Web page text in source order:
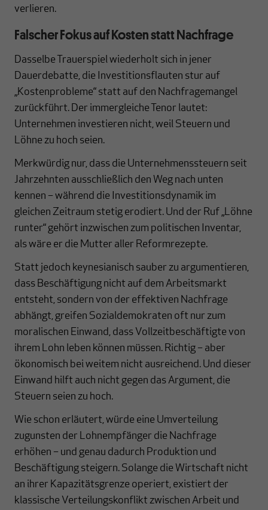
verlieren.
Falscher Fokus auf Kosten statt Nachfrage
Dasselbe Trauerspiel wiederholt sich in jener
Dauerdebatte, die Investitionsflauten stur auf
„Kostenprobleme“ statt auf den Nachfragemangel
zurückführt. Der immergleiche Tenor lautet:
Unternehmen investieren nicht, weil Steuern und
Löhne zu hoch seien.
Merkwürdig nur, dass die Unternehmenssteuern seit
Jahrzehnten ausschließlich den Weg nach unten
kennen – während die Investitionsdynamik im
gleichen Zeitraum stetig erodiert. Und der Ruf „Löhne
runter“ gehört inzwischen zum politischen Inventar,
als wäre er die Mutter aller Reformrezepte.
Statt jedoch keynesianisch sauber zu argumentieren,
dass Beschäftigung nicht auf dem Arbeitsmarkt
entsteht, sondern von der effektiven Nachfrage
abhängt, greifen Sozialdemokraten oft nur zum
moralischen Einwand, dass Vollzeitbeschäftigte von
ihrem Lohn leben können müssen. Richtig – aber
ökonomisch bei weitem nicht ausreichend. Und dieser
Einwand hilft auch nicht gegen das Argument, die
Steuern seien zu hoch.
Wie schon erläutert, würde eine Umverteilung
zugunsten der Lohnempfänger die Nachfrage
erhöhen – und genau dadurch Produktion und
Beschäftigung steigern. Solange die Wirtschaft nicht
an ihrer Kapazitätsgrenze operiert, existiert der
klassische Verteilungskonflikt zwischen Arbeit und